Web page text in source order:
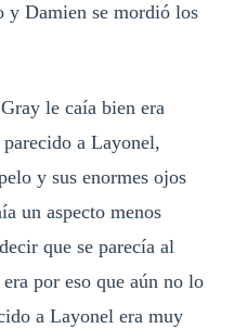
Damien se mordió los
le caía bien era
a Layonel,
y sus enormes ojos
un aspecto menos
que se parecía al
por eso que aún no lo
a Layonel era muy